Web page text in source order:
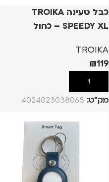
כבל טעינה TROIKA
SPEEDY XL – כחול
TROIKA
₪119
הוספה לסל
מק”ט: 4024023038068